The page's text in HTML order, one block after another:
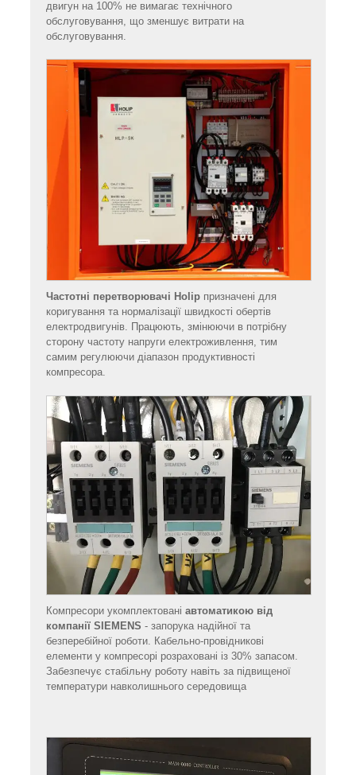
двигун на 100% не вимагає технічного
обслуговування, що зменшує витрати на
обслуговування.
Частотні перетворювачі Holip призначені для
коригування та нормалізації швидкості обертів
електродвигунів. Працюють, змінюючи в потрібну
сторону частоту напруги електроживлення, тим
самим регулюючи діапазон продуктивності
компресора.
Компресори укомплектовані автоматикою від
компанії SIEMENS - запорука надійної та
безперебійної роботи. Кабельно-провідникові
елементи у компресорі розраховані із 30% запасом.
Забезпечує стабільну роботу навіть за підвищеної
температури навколишнього середовища